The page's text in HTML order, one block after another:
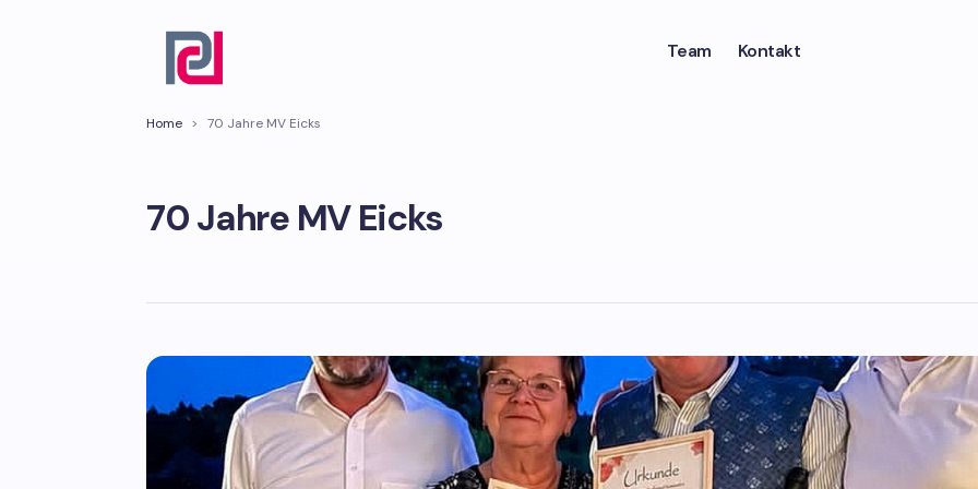
Team Kontakt
Home > 70 Jahre MV Eicks
70 Jahre MV Eicks